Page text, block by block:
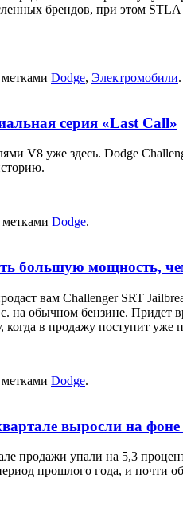
брендов, при этом
метками Dodge, Электромобили.
серия «Last Call»
V8 уже здесь. Dodge
метками Dodge.
большую мощность,
вам Challenger SRT
на обычном бензине.
когда в продажу поступит
метками Dodge.
выросли на
продажи упали на 5,3
прошлого года, и почти